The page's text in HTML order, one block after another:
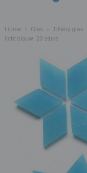
Home › Glas › Tiffany glas
licht blauw; 20 stuks